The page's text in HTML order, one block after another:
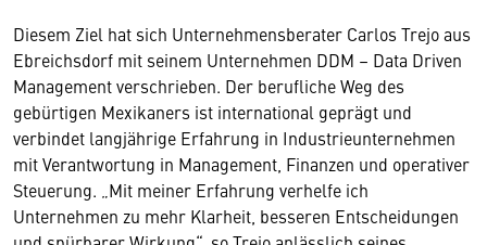
Diesem Ziel hat sich Unternehmensberater Carlos Trejo aus
Ebreichsdorf mit seinem Unternehmen DDM – Data Driven
Management verschrieben. Der berufliche Weg des
gebürtigen Mexikaners ist international geprägt und
verbindet langjährige Erfahrung in Industrieunternehmen
mit Verantwortung in Management, Finanzen und operativer
Steuerung. „Mit meiner Erfahrung verhelfe ich
Unternehmen zu mehr Klarheit, besseren Entscheidungen